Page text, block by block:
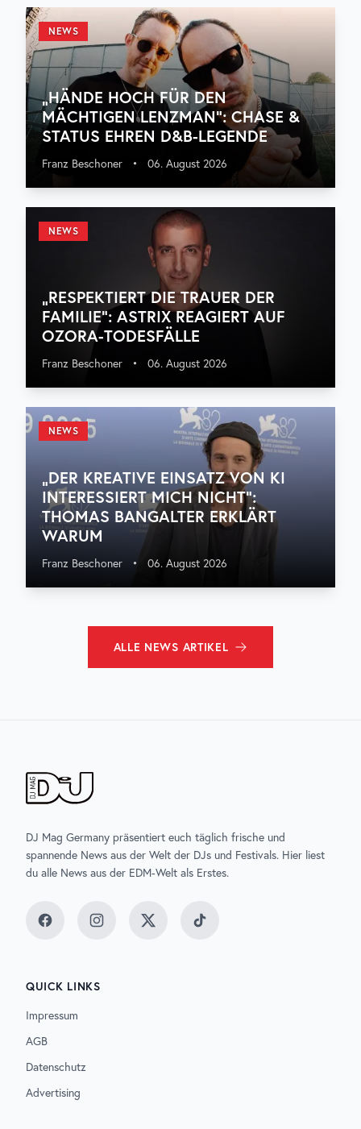
NEWS
„HÄNDE HOCH FÜR DEN
MÄCHTIGEN LENZMAN“: CHASE &
STATUS EHREN D&B-LEGENDE
Franz Beschoner • 06. August 2026
NEWS
„RESPEKTIERT DIE TRAUER DER
FAMILIE“: ASTRIX REAGIERT AUF
OZORA-TODESFÄLLE
Franz Beschoner • 06. August 2026
NEWS
„DER KREATIVE EINSATZ VON KI
INTERESSIERT MICH NICHT“:
THOMAS BANGALTER ERKLÄRT
WARUM
Franz Beschoner • 06. August 2026
ALLE NEWS ARTIKEL
DJ Mag Germany präsentiert euch täglich frische und
spannende News aus der Welt der DJs und Festivals. Hier liest
du alle News aus der EDM-Welt als Erstes.
FacebookInstagramTwitter TikTok
QUICK LINKS
Impressum
AGB
Datenschutz
Advertising